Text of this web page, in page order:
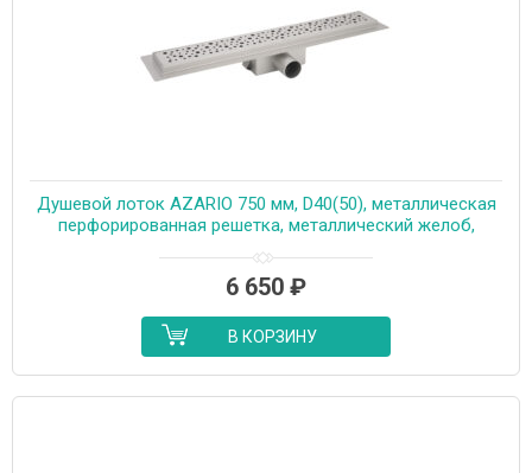
Душевой лоток AZARIO 750 мм, D40(50), металлическая
перфорированная решетка, металлический желоб,
6 650 ₽
В КОРЗИНУ